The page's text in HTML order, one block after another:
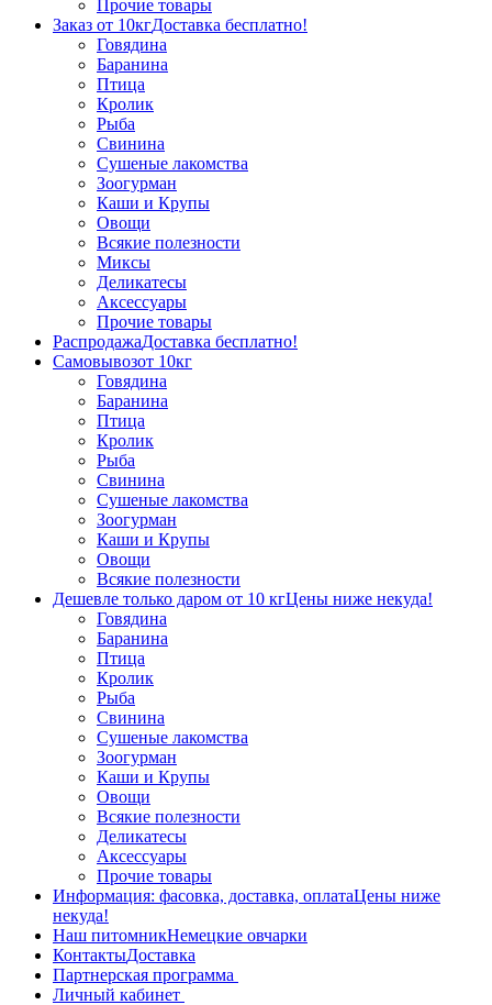
Прочие товары
Заказ от 10кгДоставка бесплатно!
Говядина
Баранина
Птица
Кролик
Рыба
Свинина
Сушеные лакомства
Зоогурман
Каши и Крупы
Овощи
Всякие полезности
Миксы
Деликатесы
Аксессуары
Прочие товары
РаспродажаДоставка бесплатно!
Самовывозот 10кг
Говядина
Баранина
Птица
Кролик
Рыба
Свинина
Сушеные лакомства
Зоогурман
Каши и Крупы
Овощи
Всякие полезности
Дешевле только даром от 10 кгЦены ниже некуда!
Говядина
Баранина
Птица
Кролик
Рыба
Свинина
Сушеные лакомства
Зоогурман
Каши и Крупы
Овощи
Всякие полезности
Деликатесы
Аксессуары
Прочие товары
Информация: фасовка, доставка, оплатаЦены ниже
некуда!
Наш питомникНемецкие овчарки
КонтактыДоставка
Партнерская программа
Личный кабинет